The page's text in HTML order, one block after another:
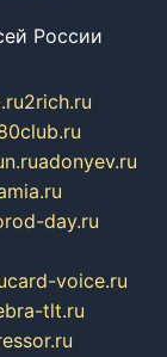
России
2rich.ru
adonyev.ru
day.ru
card-voice.ru
tlt.ru